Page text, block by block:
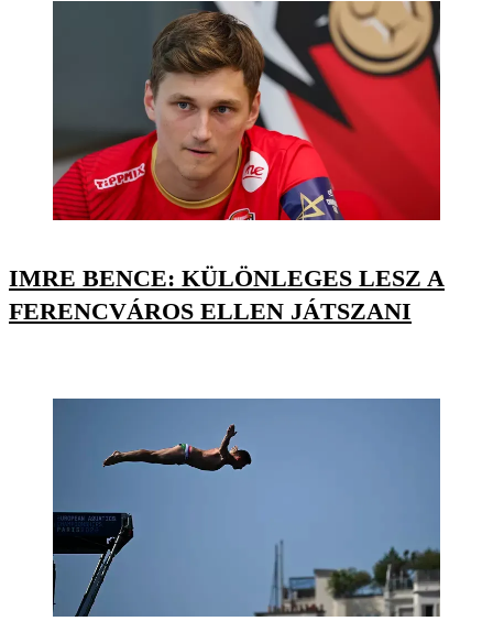
IMRE BENCE: KÜLÖNLEGES LESZ A
FERENCVÁROS ELLEN JÁTSZANI